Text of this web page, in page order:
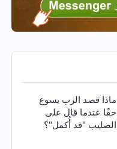
ماذا قصد الرب يسوع
حقًا عندما قال على
الصليب "قد أُكمل"؟